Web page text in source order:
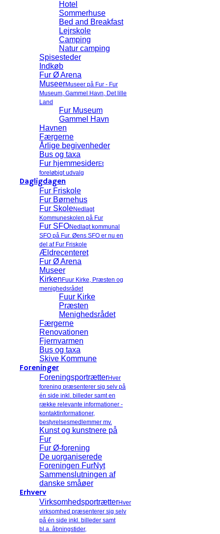
Hotel
Sommerhuse
Bed and Breakfast
Lejrskole
Camping
Natur camping
Spisesteder
Indkøb
Fur Ø Arena
MuseerMuseer på Fur - Fur
Museum, Gammel Havn, Det lille
Land
Fur Museum
Gammel Havn
Havnen
Færgerne
Årlige begivenheder
Bus og taxa
Fur hjemmesiderEt
foreløbigt udvalg
Dagligdagen
Fur Friskole
Fur Børnehus
Fur SkoleNedlagt
Kommuneskolen på Fur
Fur SFONedlagt kommunal
SFO på Fur. Øens SFO er nu en
del af Fur Friskole
Ældrecenteret
Fur Ø Arena
Museer
Kirken Fuur Kirke, Præsten og
menighedsrådet
Fuur Kirke
Præsten
Menighedsrådet
Færgerne
Renovationen
Fjernvarmen
Bus og taxa
Skive Kommune
Foreninger
ForeningsportrætterHver
forening præsenterer sig selv på
én side inkl. billeder samt en
række relevante informationer -
kontaktinformationer,
bestyrelsesmedlemmer mv.
Kunst og kunstnere på
Fur
Fur Ø-forening
De uorganiserede
Foreningen FurNyt
Sammenslutningen af
danske småøer
Erhverv
VirksomhedsportrætterHver
virksomhed præsenterer sig selv
på én side inkl. billeder samt
bl.a. åbningstider,